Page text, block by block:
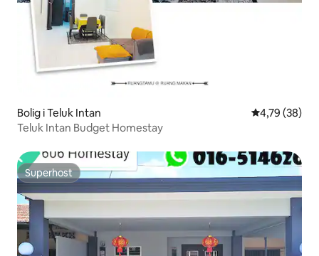
Bolig i Teluk Intan 4,79 ud af 5 i
4,79 (38)
Teluk Intan Budget Homestay
Superhost
Superhost